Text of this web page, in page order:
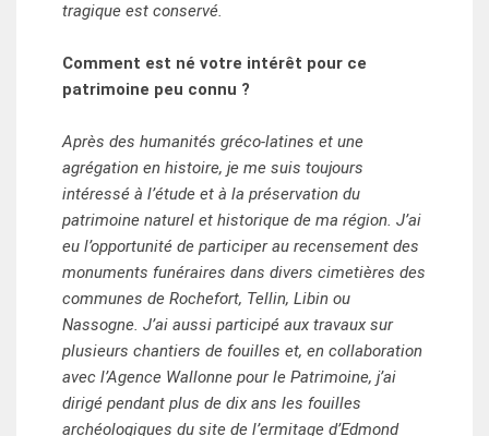
tragique est conservé.
Comment est né votre intérêt pour ce
patrimoine peu connu ?
Après des humanités gréco-latines et une
agrégation en histoire, je me suis toujours
intéressé à l’étude et à la préservation du
patrimoine naturel et historique de ma région. J’ai
eu l’opportunité de participer au recensement des
monuments funéraires dans divers cimetières des
communes de Rochefort, Tellin, Libin ou
Nassogne. J’ai aussi participé aux travaux sur
plusieurs chantiers de fouilles et, en collaboration
avec l’Agence Wallonne pour le Patrimoine, j’ai
dirigé pendant plus de dix ans les fouilles
archéologiques du site de l’ermitage d’Edmond